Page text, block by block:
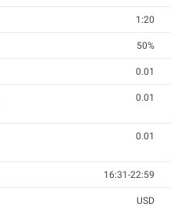
1:20
50%
0.01
0.01
0.01
16:31-22:59
USD